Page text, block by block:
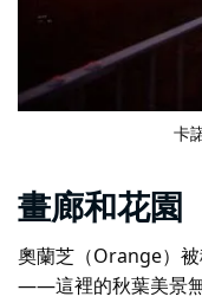
卡
畫廊和花園
奧蘭芝（Orange）
——這裡的秋葉美景